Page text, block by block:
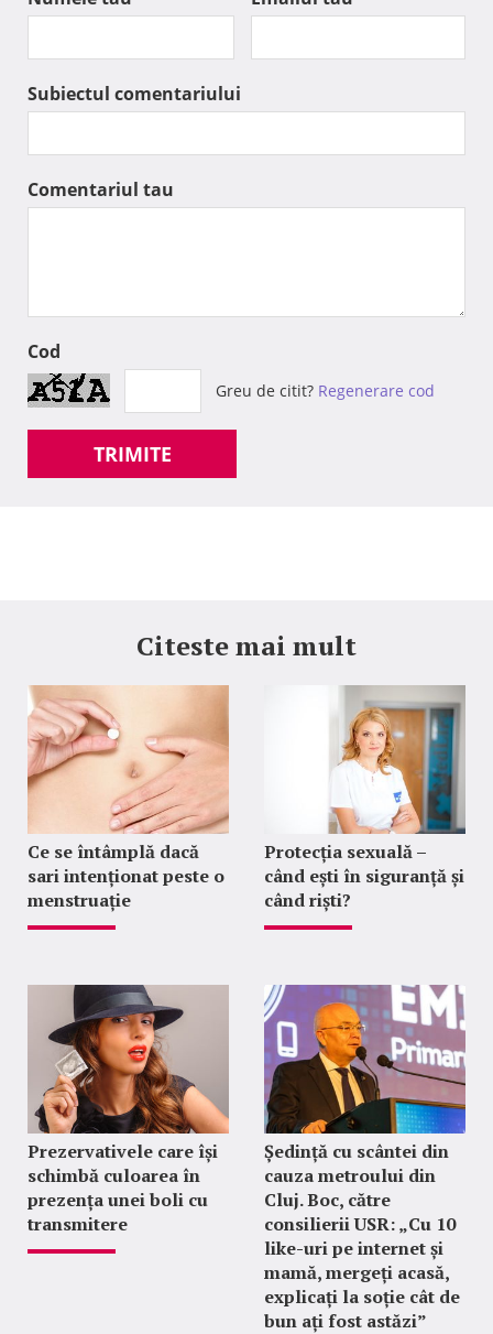
Subiectul comentariului
Comentariul tau
Cod
Greu de citit? Regenerare cod
TRIMITE
Citeste mai mult
Ce se întâmplă dacă
sari intenționat peste o
menstruație
Protecția sexuală –
când ești în siguranță și
când riști?
Prezervativele care își
schimbă culoarea în
prezența unei boli cu
transmitere
Ședință cu scântei din
cauza metroului din
Cluj. Boc, către
consilierii USR: „Cu 10
like-uri pe internet și
mamă, mergeți acasă,
explicați la soție cât de
bun ați fost astăzi”